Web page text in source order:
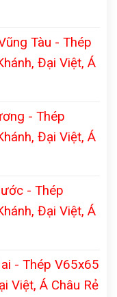
Tàu - Thép
Đại Việt, Á
- Thép
Đại Việt, Á
- Thép
Đại Việt, Á
- Thép V65x65
Việt, Á Châu Rẻ